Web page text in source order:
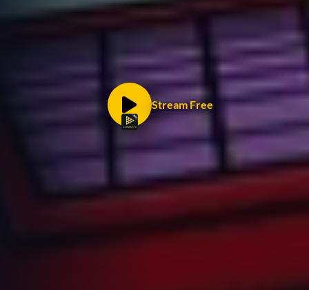
Stream Free